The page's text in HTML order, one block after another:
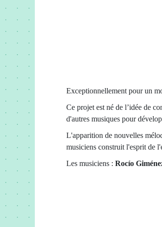
Exceptionnellement pour un
Ce projet est né de l’idée de
d'autres musiques pour
L'apparition de nouvelles
musiciens construit l'esprit de
Les musiciens : Rocío